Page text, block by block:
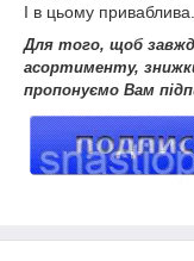
І в цьому приваблива.
Для того, щоб
асортименту,
пропонуємо Вам